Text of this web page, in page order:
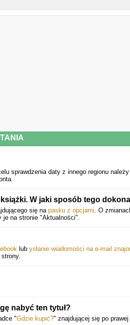
sprawdzenia daty z innego regionu
W jaki sposób tego
się napasku z opcjami. O
je na stronie "Aktualności".
lub ysłanie wiadomości na e-mail
nabyć ten tytuł?
"Gdzie kupić?" znajdującej się po prawej
NOWA KSIĄŻKA